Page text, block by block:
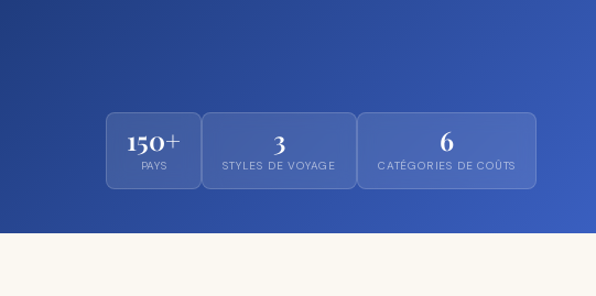
150+
PAYS
3
STYLES DE VOYAGE
6
CATÉGORIES DE COÛTS